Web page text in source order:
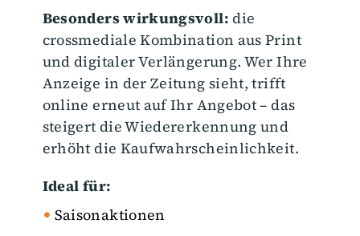
Besonders wirkungsvoll: die
crossmediale Kombination aus Print
und digitaler Verlängerung. Wer Ihre
Anzeige in der Zeitung sieht, trifft
online erneut auf Ihr Angebot – das
steigert die Wiedererkennung und
erhöht die Kaufwahrscheinlichkeit.
Ideal für:
Saisonaktionen